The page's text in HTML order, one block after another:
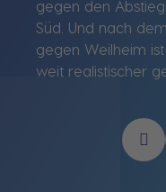
gegen den
Süd. Und nach
gegen Weilheim
weit realistischer